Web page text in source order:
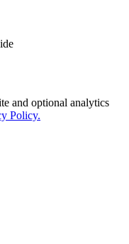
and optional analytics
Policy.